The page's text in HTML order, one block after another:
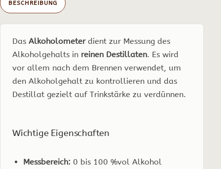
BESCHREIBUNG
Das Alkoholometerdient zur Messung des
Alkoholgehalts in reinen Destillaten. Es wird
vor allem nach dem Brennen verwendet, um
den Alkoholgehalt zu kontrollieren und das
Destillat gezielt auf Trinkstärke zu verdünnen.
Wichtige Eigenschaften
Messbereich: 0 bis 100 %vol Alkohol